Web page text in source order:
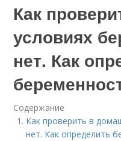
Как
условиях
нет. Как
Содержание
Как проверить в
нет. Как определить